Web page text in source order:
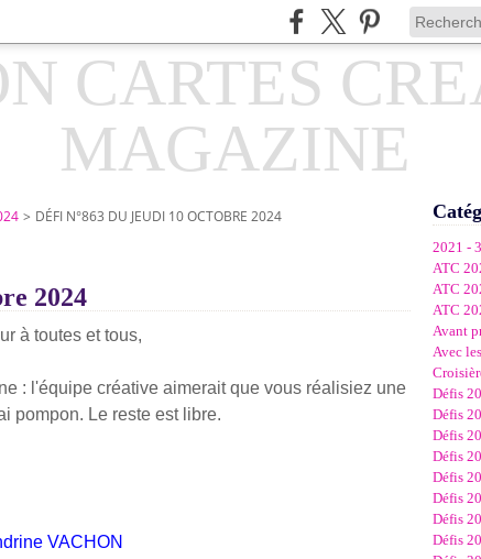
> DÉFI N°863 DU JEUDI 10 OCTOBRE 2024
2024
à toutes et tous,
: l'équipe créative aimerait que vous réalisiez une
pompon. Le reste est libre.
VACHON
2021 -
ATC
ATC
ATC
Avant
Avec
Défis
Défis
Défis
Défis
Défis
Défis
Défis
Défis